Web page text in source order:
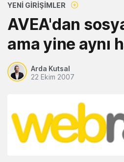
YENI GIRIŞIMLER
AVEA'dan
ama yine aynı
Arda Kutsal
22 Ekim 2007